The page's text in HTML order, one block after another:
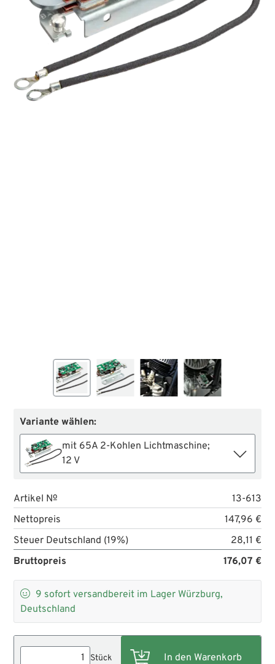
Variante wählen:
mit 65A 2-Kohlen Lichtmaschine;
12 V
Artikel №
13-613
Nettopreis
147,96 €
Steuer Deutschland (19%)
28,11 €
Bruttopreis
176,07 €
 9 sofort versandbereit im Lager Würzburg,
Deutschland
Stück